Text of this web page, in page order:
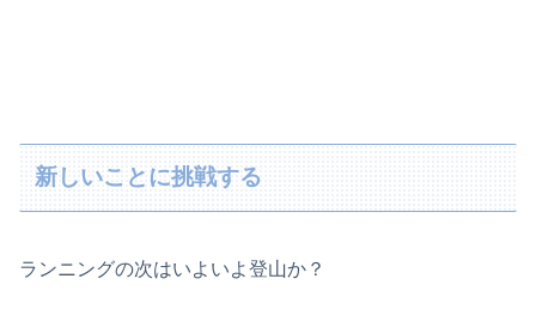
新しいことに挑戦する
ランニングの次はいよいよ登山か？